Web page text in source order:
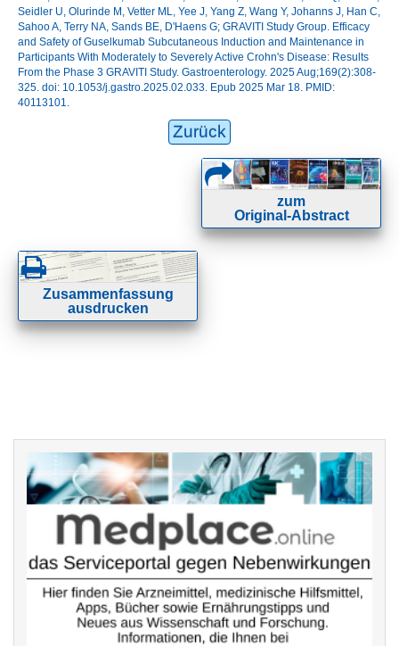
Seidler U, Olurinde M, Vetter ML, Yee J, Yang Z, Wang Y, Johanns J, Han C,
Sahoo A, Terry NA, Sands BE, D'Haens G; GRAVITI Study Group. Efficacy
and Safety of Guselkumab Subcutaneous Induction and Maintenance in
Participants With Moderately to Severely Active Crohn's Disease: Results
From the Phase 3 GRAVITI Study. Gastroenterology. 2025 Aug;169(2):308-
325. doi: 10.1053/j.gastro.2025.02.033. Epub 2025 Mar 18. PMID:
40113101.
Zurück
zum
Original-Abstract
Zusammenfassung
ausdrucken